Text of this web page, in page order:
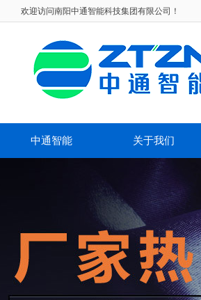
欢迎访问南阳中通智能科技集团有限公司！
中通智能 关于我们